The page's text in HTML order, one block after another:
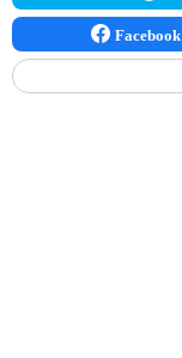
Facebook